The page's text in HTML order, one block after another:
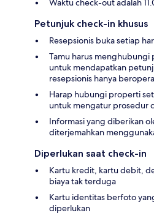
Waktu check-out adalah
Petunjuk check-in khusus
Resepsionis buka setiap
Tamu harus
untuk mendapatkan
resepsionis hanya
Harap hubungi properti
untuk mengatur prosedur
Informasi yang diberikan
diterjemahkan
Diperlukan saat check-in
Kartu kredit, kartu debit,
biaya tak terduga
Kartu identitas berfoto
diperlukan